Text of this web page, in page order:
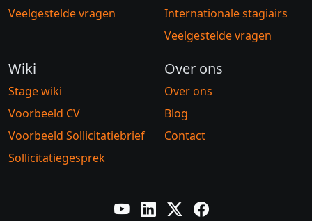
Veelgestelde vragen
Internationale stagiairs
Veelgestelde vragen
Wiki
Stage wiki
Voorbeeld CV
Voorbeeld Sollicitatiebrief
Sollicitatiegesprek
Over ons
Over ons
Blog
Contact
YouTubeLinkedInTwitter XFacebook